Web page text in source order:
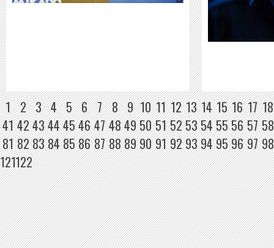
WEITER
1 2 3 4 5 6 7 8 9 10 11 12 13 14 15 16 17 18
41 4243444546 47 484950 51 5253545556 57 58
81 8283848586 87 888990 91 9293949596 97 98
121122